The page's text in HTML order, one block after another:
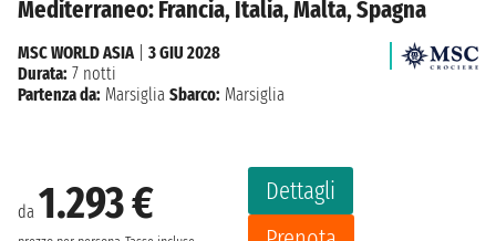
Mediterraneo: Francia, Italia, Malta, Spagna
da 1.293 €
Dettagli
MSC WORLD ASIA| 3 GIU 2028
Durata: 7 notti
Partenza da: Marsiglia Sbarco: Marsiglia